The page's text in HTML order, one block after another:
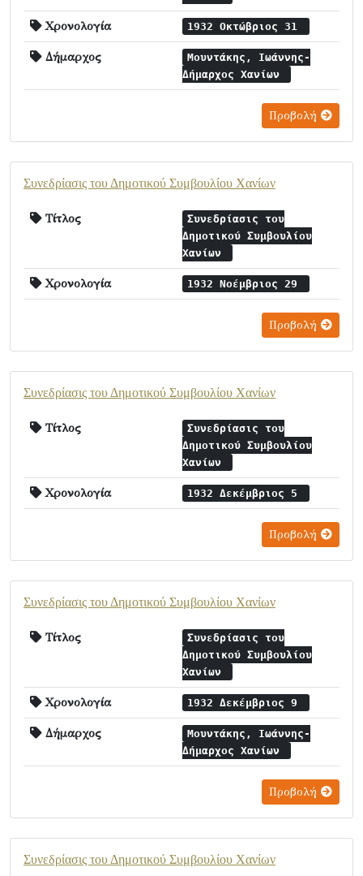
Χρονολογία 1932 Οκτώβριος 31
Δήμαρχος
Μουντάκης, Ιωάννης-
Δήμαρχος Χανίων
Προβολή
Συνεδρίασις του Δημοτικού Συμβουλίου Χανίων
Τίτλος
Συνεδρίασις του
Δημοτικού Συμβουλίου
Χανίων
Χρονολογία 1932 Νοέμβριος 29
Προβολή
Συνεδρίασις του Δημοτικού Συμβουλίου Χανίων
Τίτλος
Συνεδρίασις του
Δημοτικού Συμβουλίου
Χανίων
Χρονολογία 1932 Δεκέμβριος 5
Προβολή
Συνεδρίασις του Δημοτικού Συμβουλίου Χανίων
Τίτλος
Συνεδρίασις του
Δημοτικού Συμβουλίου
Χανίων
Χρονολογία 1932 Δεκέμβριος 9
Δήμαρχος
Μουντάκης, Ιωάννης-
Δήμαρχος Χανίων
Προβολή
Συνεδρίασις του Δημοτικού Συμβουλίου Χανίων